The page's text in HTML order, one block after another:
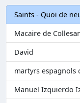
Saints - Quoi de
Macaire de
David
martyrs espagnols
Manuel Izquierdo